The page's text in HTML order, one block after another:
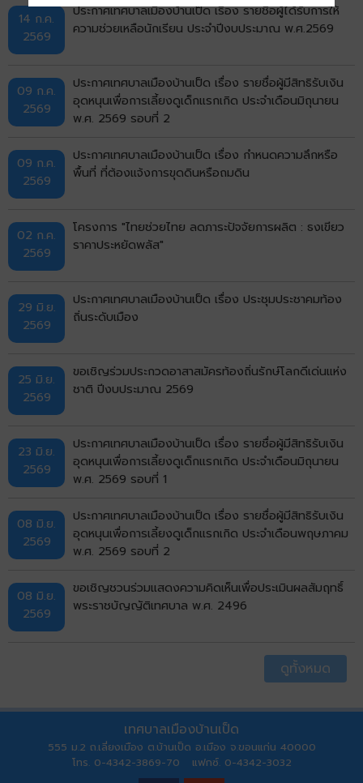
14 ก.ค.
2569
ประกาศเทศบาลเมืองบ้านเป็ด เรื่อง รายชื่อผู้ได้รับการให้
ความช่วยเหลือนักเรียน ประจำปีงบประมาณ พ.ศ.2569
09 ก.ค.
2569
ประกาศเทศบาลเมืองบ้านเป็ด เรื่อง รายชื่อผู้มีสิทธิรับเงิน
อุดหนุนเพื่อการเลี้ยงดูเด็กแรกเกิด ประจำเดือนมิถุนายน
พ.ศ. 2569 รอบที่ 2
09 ก.ค.
2569
ประกาศเทศบาลเมืองบ้านเป็ด เรื่อง กำหนดความลึกหรือ
พื้นที่ ที่ต้องแจ้งการขุดดินหรือถมดิน
02 ก.ค.
2569
โครงการ "ไทยช่วยไทย ลดภาระปัจจัยการผลิต : ธงเขียว
ราคาประหยัดพลัส"
29 มิ.ย.
2569
ประกาศเทศบาลเมืองบ้านเป็ด เรื่อง ประชุมประชาคมท้อง
ถิ่นระดับเมือง
25 มิ.ย.
2569
ขอเชิญร่วมประกวดอาสาสมัครท้องถิ่นรักษ์โลกดีเด่นแห่ง
ชาติ ปีงบประมาณ 2569
23 มิ.ย.
2569
ประกาศเทศบาลเมืองบ้านเป็ด เรื่อง รายชื่อผู้มีสิทธิรับเงิน
อุดหนุนเพื่อการเลี้ยงดูเด็กแรกเกิด ประจำเดือนมิถุนายน
พ.ศ. 2569 รอบที่ 1
08 มิ.ย.
2569
ประกาศเทศบาลเมืองบ้านเป็ด เรื่อง รายชื่อผู้มีสิทธิรับเงิน
อุดหนุนเพื่อการเลี้ยงดูเด็กแรกเกิด ประจำเดือนพฤษภาคม
พ.ศ. 2569 รอบที่ 2
08 มิ.ย.
2569
ขอเชิญชวนร่วมแสดงความคิดเห็นเพื่อประเมินผลสัมฤทธิ์
พระราชบัญญัติเทศบาล พ.ศ. 2496
ดูทั้งหมด
เทศบาลเมืองบ้านเป็ด
555 ม.2 ถ.เลี่ยงเมือง ต.บ้านเป็ด อ.เมือง จ.ขอนแก่น 40000
โทร. 0-4342-3869-70 แฟกซ์. 0-4342-3032